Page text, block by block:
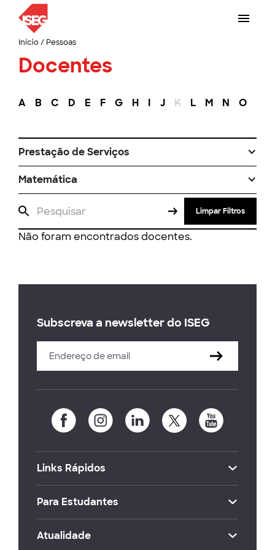
Início/ Pessoas
Docentes
A B C D E F G H I J K L M N O
Prestação de Serviços
Matemática
Limpar Filtros
Não foram encontrados docentes.
Subscreva a newsletter do ISEG
Links Rápidos
Para Estudantes
Atualidade